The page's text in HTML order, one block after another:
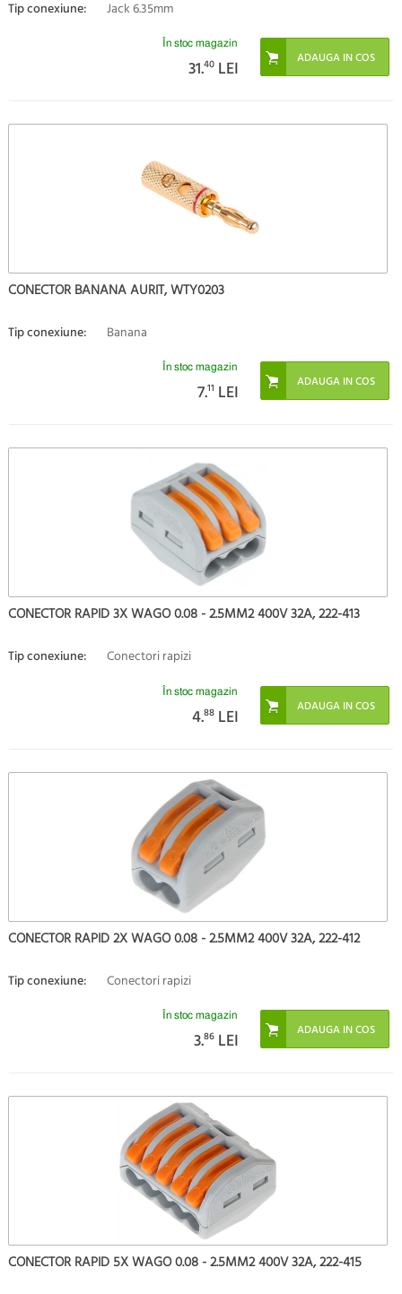
Tip conexiune: Jack 6.35mm
În stoc magazin
31.40 LEI
CONECTOR BANANA AURIT, WTY0203
Tip conexiune: Banana
În stoc magazin
7.11 LEI
CONECTOR RAPID 3X WAGO 0.08 - 2.5MM2 400V 32A, 222-413
Tip conexiune: Conectori rapizi
În stoc magazin
4.88 LEI
CONECTOR RAPID 2X WAGO 0.08 - 2.5MM2 400V 32A, 222-412
Tip conexiune: Conectori rapizi
În stoc magazin
3.86 LEI
CONECTOR RAPID 5X WAGO 0.08 - 2.5MM2 400V 32A, 222-415